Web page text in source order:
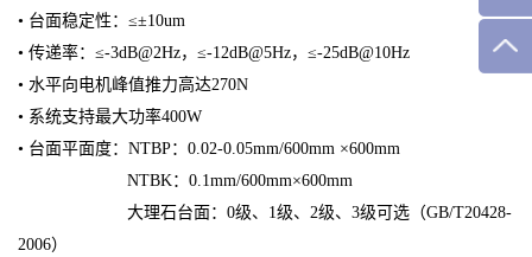
• 台面稳定性：≤±10um
• 传递率：≤-3dB@2Hz，≤-12dB@5Hz，≤-25dB@10Hz
• 水平向电机峰值推力高达270N
• 系统支持最大功率400W
• 台面平面度：NTBP：0.02-0.05mm/600mm ×600mm
NTBK：0.1mm/600mm×600mm
大理石台面：0级、1级、2级、3级可选（GB/T20428-
2006）